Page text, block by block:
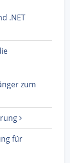
.NET
zum
für